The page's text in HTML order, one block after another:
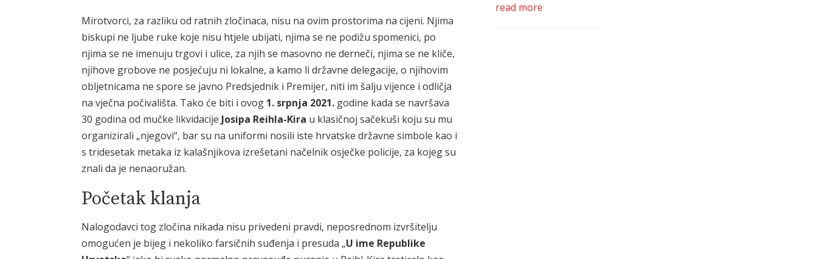
Mirotvorci, za razliku od ratnih zločinaca, nisu na ovim prostorima na cijeni. Njima
biskupi ne ljube ruke koje nisu htjele ubijati, njima se ne podižu spomenici, po
njima se ne imenuju trgovi i ulice, za njih se masovno ne derneči, njima se ne kliče,
njihove grobove ne posjećuju ni lokalne, a kamo li državne delegacije, o njihovim
obljetnicama ne spore se javno Predsjednik i Premijer, niti im šalju vijence i odličja
na vječna počivališta. Tako će biti i ovog 1. srpnja 2021. godine kada se navršava
30 godina od mučke likvidacije Josipa Reihla-Kira u klasičnoj sačekuši koju su mu
organizirali „njegovi“, bar su na uniformi nosili iste hrvatske državne simbole kao i
s tridesetak metaka iz kalašnjikova izrešetani načelnik osječke policije, za kojeg su
znali da je nenaoružan.
Početak klanja
Nalogodavci tog zločina nikada nisu privedeni pravdi, neposrednom izvršitelju
omogućen je bijeg i nekoliko farsičnih suđenja i presuda „U ime Republike
read more